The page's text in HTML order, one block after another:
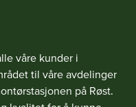
våre kunder i
til våre avdelinger
på Røst.